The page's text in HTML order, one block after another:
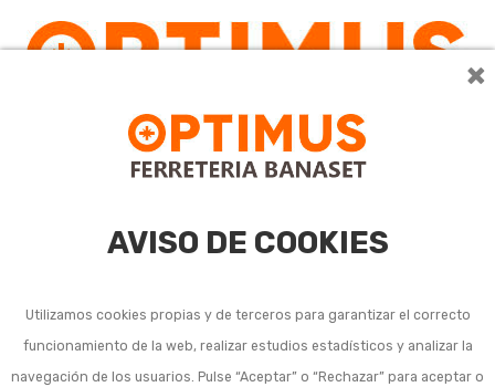
×
AVISO DE COOKIES
Utilizamos cookies propias y de terceros para garantizar el correcto
funcionamiento de la web, realizar estudios estadísticos y analizar la
navegación de los usuarios. Pulse “Aceptar” o “Rechazar” para aceptar o